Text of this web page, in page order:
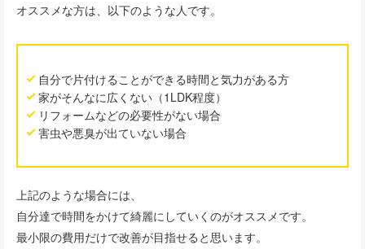
オススメな方は、以下のような人です。
自分で片付けることができる時間と気力がある方
家がそんなに広くない（1LDK程度）
リフォームなどの必要性がない場合
害虫や悪臭が出ていない場合
上記のような場合には、
自分達で時間をかけて綺麗にしていくのがオススメです。
最小限の費用だけで改善が目指せると思います。